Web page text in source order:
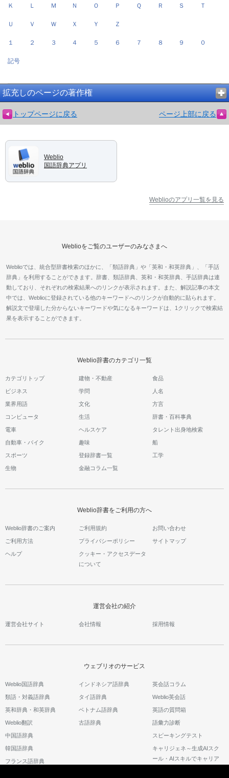
Ｋ Ｌ Ｍ Ｎ Ｏ Ｐ Ｑ Ｒ Ｓ Ｔ
Ｕ Ｖ Ｗ Ｘ Ｙ Ｚ
１ ２ ３ ４ ５ ６ ７ ８ ９ ０
記号
拡充しのページの著作権
トップページに戻る ページ上部に戻る
Weblio
国語辞典アプリ
Weblioのアプリ一覧を見る
Weblioをご覧のユーザーのみなさまへ
Weblioでは、統合型辞書検索のほかに、「類語辞典」や「英和・和英辞典」、「手話
辞典」を利用することができます。辞書、類語辞典、英和・和英辞典、手話辞典は連
動しており、それぞれの検索結果へのリンクが表示されます。また、解説記事の本文
中では、Weblioに登録されている他のキーワードへのリンクが自動的に貼られます。
解説文で登場した分からないキーワードや気になるキーワードは、1クリックで検索結
果を表示することができます。
Weblio辞書のカテゴリ一覧
カテゴリトップ 建物・不動産 食品
ビジネス 学問 人名
業界用語 文化 方言
コンピュータ 生活 辞書・百科事典
電車 ヘルスケア タレント出身地検索
自動車・バイク 趣味 船
スポーツ 登録辞書一覧 工学
生物 金融コラム一覧
Weblio辞書をご利用の方へ
Weblio辞書のご案内 ご利用規約 お問い合わせ
ご利用方法 プライバシーポリシー サイトマップ
ヘルプ
クッキー・アクセスデータ
について
運営会社の紹介
運営会社サイト 会社情報 採用情報
ウェブリオのサービス
Weblio国語辞典
類語・対義語辞典
英和辞典・和英辞典
Weblio翻訳
中国語辞典
韓国語辞典
フランス語辞典
インドネシア語辞典
タイ語辞典
ベトナム語辞典
古語辞典
英会話コラム
Weblio英会話
英語の質問箱
語彙力診断
スピーキングテスト
キャリジェネ～生成AIスク
ール・AIスキルでキャリア